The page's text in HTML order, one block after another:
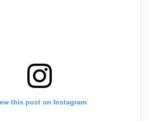
this post on Instagram